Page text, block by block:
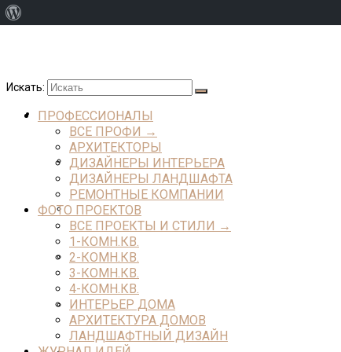
ПРОФЕССИОНАЛЫ
ВСЕ ПРОФИ →
АРХИТЕКТОРЫ
ДИЗАЙНЕРЫ ИНТЕРЬЕРА
ДИЗАЙНЕРЫ ЛАНДШАФТА
Искать:
ПРОФЕССИОНАЛЫ
ВСЕ ПРОФИ →
АРХИТЕКТОРЫ
ДИЗАЙНЕРЫ ИНТЕРЬЕРА
ДИЗАЙНЕРЫ ЛАНДШАФТА
РЕМОНТНЫЕ КОМПАНИИ
ФОТО ПРОЕКТОВ
ВСЕ ПРОЕКТЫ И СТИЛИ →
1-КОМН.КВ.
2-КОМН.КВ.
3-КОМН.КВ.
4-КОМН.КВ.
ИНТЕРЬЕР ДОМА
АРХИТЕКТУРА ДОМОВ
ЛАНДШАФТНЫЙ ДИЗАЙН